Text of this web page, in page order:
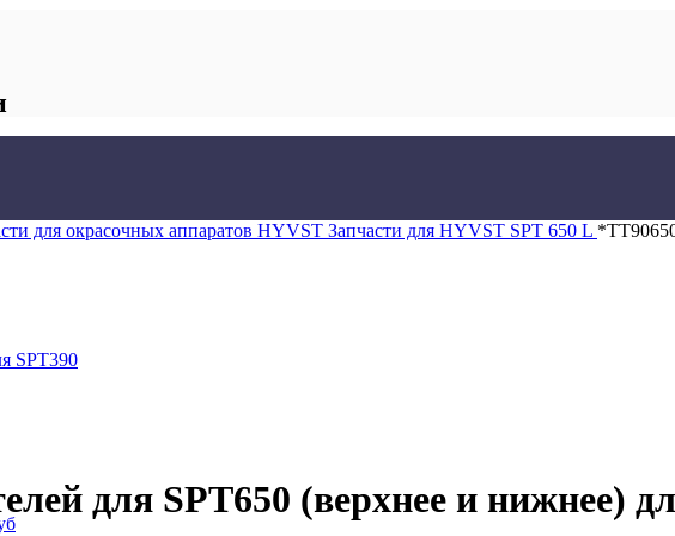
для окрасочных аппаратов HYVST Запчасти для HYVST SPT 650 L
SPT390
для SPT650 (верхнее и нижнее)